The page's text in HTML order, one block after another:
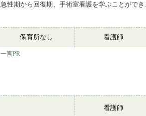
急性期から回復期、手術室看護を学ぶことができ
保育所なし 看護師
一言PR
看護師